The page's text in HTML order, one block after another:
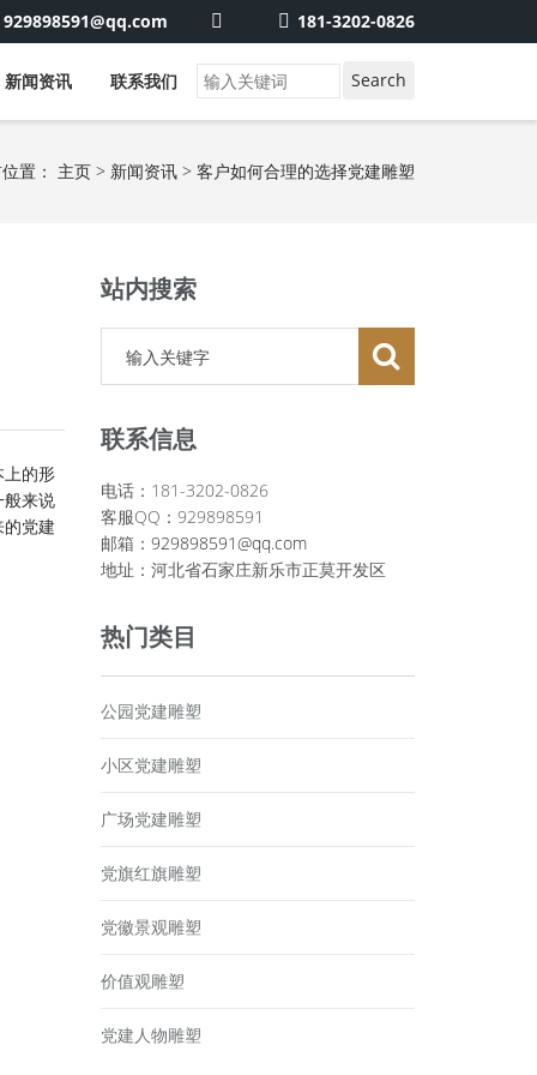
929898591@qq.com 181-3202-0826
新闻资讯 联系我们
置： 主页 > 新闻资讯 > 客户如何合理的选择党建雕塑
上的形
般来说
党建
站内搜索
联系信息
电话：181-3202-0826
客服QQ：929898591
邮箱： 929898591@qq.com
地址：河北省石家庄新乐市正莫开发区
热门类目
公园党建雕塑
小区党建雕塑
广场党建雕塑
党旗红旗雕塑
党徽景观雕塑
价值观雕塑
党建人物雕塑